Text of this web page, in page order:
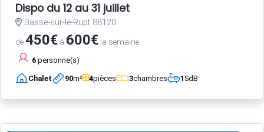
Dispo du 12 au 31 juillet
Basse-sur-le-Rupt 88120
de450€ à 600€ la semaine
6 personne(s)
Chalet 90m² 4pièces 3chambres 1SdB